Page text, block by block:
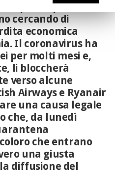
in questo periodo
cercando di
economica
Il coronavirus ha
per molti mesi e,
li bloccherà
verso alcune
Airways e Ryanair
una causa legale
che, da lunedì
che entrano
una giusta
diffusione del